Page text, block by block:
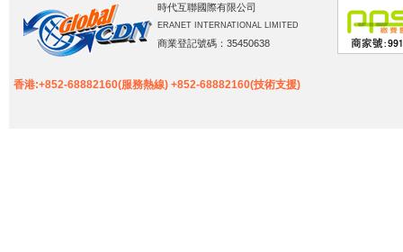
時代互聯國際有限公司
ERANET INTERNATIONAL LIMITED
商業登記號碼：35450638
香港:+852-68882160(服務熱線) +852-68882160(技術支援)